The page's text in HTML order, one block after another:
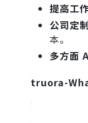
提高工
公司定
本。
多方面
truora-